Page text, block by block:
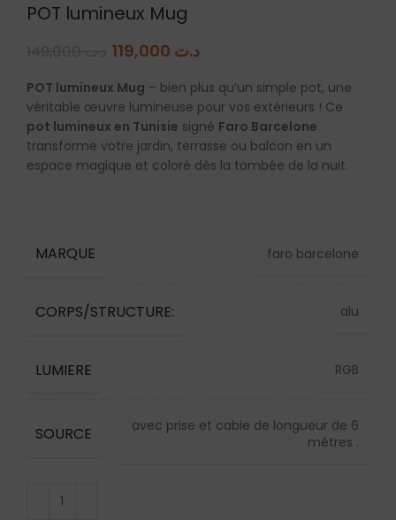
POT lumineux Mug
د.ت
POT lumineux Mug – bien plus qu’un simple pot, une
véritable œuvre lumineuse pour vos extérieurs ! Ce
pot lumineux en Tunisie signé Faro Barcelone
transforme votre jardin, terrasse ou balcon en un
espace magique et coloré dès la tombée de la nuit.
MARQUE faro barcelone
CORPS/STRUCTURE: alu
LUMIERE RGB
SOURCE
avec prise et cable de longueur de 6
métres .